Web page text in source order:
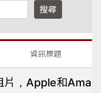
搜尋
資訊標題
片，Apple和